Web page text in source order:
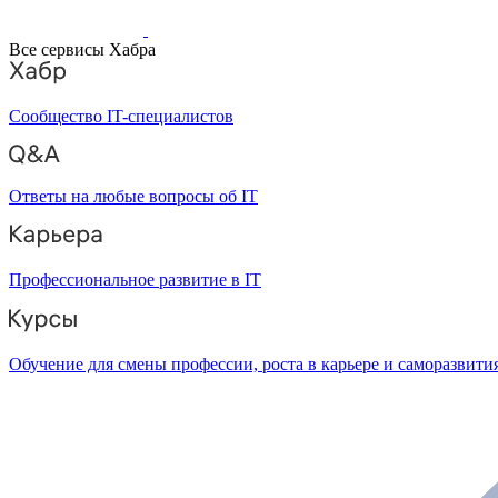
Все сервисы Хабра
Сообщество IT-специалистов
Ответы на любые вопросы об IT
Профессиональное развитие в IT
Обучение для смены профессии, роста в карьере и